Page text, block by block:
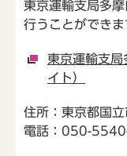
東京運輸支局多
行うことができま
東京運輸支局
イト）
住所：東京都国
電話：050-